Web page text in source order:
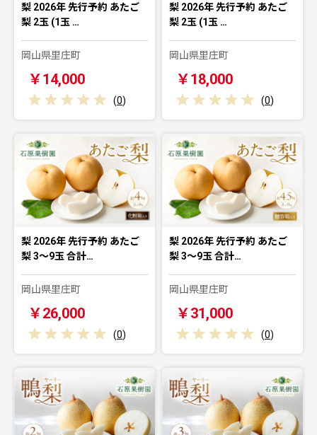
梨 2026年 先行予約 あたご
梨 2玉 (1玉 …
岡山県里庄町
￥14,000
(0)
梨 2026年 先行予約 あたご
梨 2玉 (1玉 …
岡山県里庄町
￥18,000
(0)
梨 2026年 先行予約 あたご
梨 3～9玉 合計…
岡山県里庄町
￥26,000
(0)
梨 2026年 先行予約 あたご
梨 3～9玉 合計…
岡山県里庄町
￥31,000
(0)